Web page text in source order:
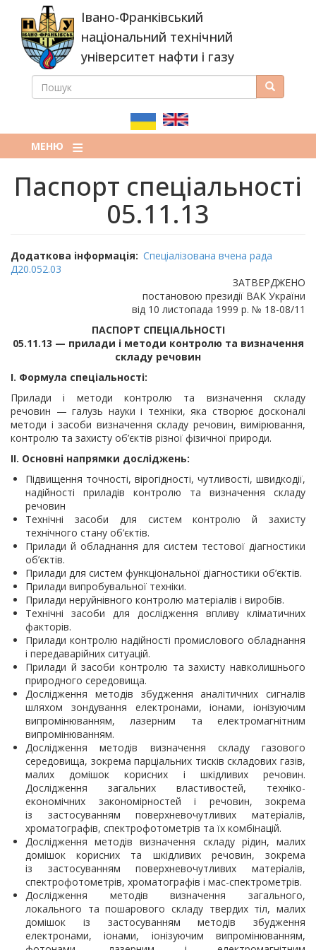
основного
вмісту
Івано-Франківський
національний технічний
університет нафти і газу
ПОШУКОВА
ПОШУК Пошук
МЕНЮ
Паспорт спеціальності
05.11.13
Додаткова інформація
Спеціалізована вчена рада
Д20.052.03
ЗАТВЕРДЖЕНО
постановою президії ВАК України
від 10 листопада 1999 р. № 18-08/11
ПАСПОРТ СПЕЦІАЛЬНОСТІ
05.11.13 — прилади і методи контролю та визначення
складу речовин
I. Формула спеціальності:
Прилади і методи контролю та визначення складу
речовин — галузь науки і техніки, яка створює досконалі
методи і засоби визначення складу речовин, вимірювання,
контролю та захисту об’єктів різної фізичної природи.
II. Основні напрямки досліджень:
Підвищення точності, вірогідності, чутливості, швидкодії,
надійності приладів контролю та визначення складу
речовин
Технічні засоби для систем контролю й захисту
технічного стану об’єктів.
Прилади й обладнання для систем тестової діагностики
об’єктів.
Прилади для систем функціональної діагностики об’єктів.
Прилади випробувальної техніки.
Прилади неруйнівного контролю матеріалів і виробів.
Технічні засоби для дослідження впливу кліматичних
факторів.
Прилади контролю надійності промислового обладнання
і передаварійних ситуацій.
Прилади й засоби контролю та захисту навколишнього
природного середовища.
Дослідження методів збудження аналітичних сигналів
шляхом зондування електронами, іонами, іонізуючим
випромінюванням, лазерним та електромагнітним
випромінюванням.
Дослідження методів визначення складу газового
середовища, зокрема парціальних тисків складових газів,
малих домішок корисних і шкідливих речовин.
Дослідження загальних властивостей, техніко-
економічних закономірностей і речовин, зокрема
із застосуванням поверхневочутливих матеріалів,
хроматографів, спектрофотометрів та їх комбінацій.
Дослідження методів визначення складу рідин, малих
домішок корисних та шкідливих речовин, зокрема
із застосуванням поверхневочутливих матеріалів,
спектрофотометрів, хроматографів і мас-спектрометрів.
Дослідження методів визначення загального,
локального та пошарового складу твердих тіл, малих
домішок із застосуванням методів збудження
електронами, іонами, іонізуючим випромінюванням,